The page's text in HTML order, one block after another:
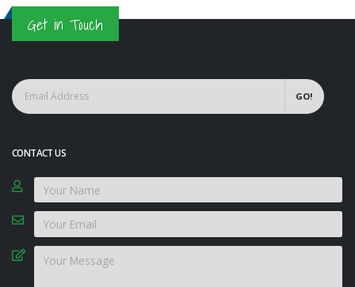
Get in Touch
GO!
CONTACT US